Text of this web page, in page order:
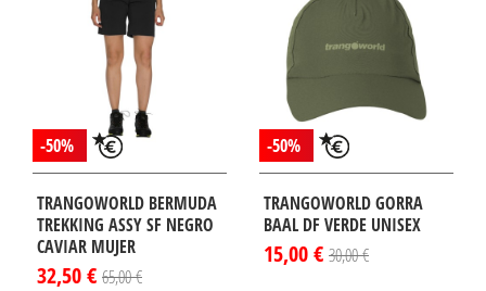
-50%
TRANGOWORLD BERMUDA
TREKKING ASSY SF NEGRO
CAVIAR MUJER
32,50 € 65,00 €
-50%
TRANGOWORLD GORRA
BAAL DF VERDE UNISEX
15,00 € 30,00 €